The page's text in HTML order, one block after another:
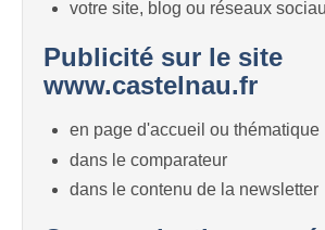
votre site, blog ou réseaux
Publicité sur le site
www.castelnau.fr
en page d'accueil ou thématique
dans le comparateur
dans le contenu de la newsletter